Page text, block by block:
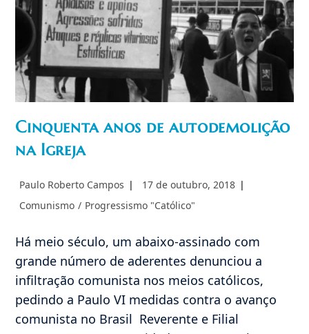
Cinquenta anos de autodemolição
na Igreja
Autor
post:
Paulo Roberto Campos
Post
17 de outubro, 2018
Categoria
Comunismo / Progressismo "Católico"
Há meio século, um abaixo-assinado com
grande número de aderentes denunciou a
infiltração comunista nos meios católicos,
pedindo a Paulo VI medidas contra o avanço
comunista no Brasil Reverente e Filial